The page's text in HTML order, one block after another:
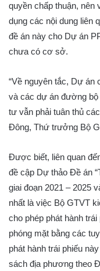
quyền chấp thuận, nên
dụng các nội dung liên
đề án này cho Dự án
chưa có cơ sở.
“Về nguyên tắc, Dự án
và các dự án đường bộ
tư vẫn phải tuân thủ
Đông, Thứ trưởng Bộ
Được biết, liên quan
đề cập Dự thảo Đề án
giai đoạn 2021 – 2025
nhất là việc Bộ GTVT
cho phép phát hành
phóng mặt bằng các
phát hành trái phiếu
sách địa phương theo